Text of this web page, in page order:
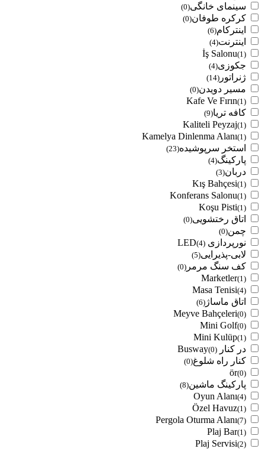
سینمای خانگی(0)
کرکره طوفان(0)
اینترکام(6)
اینترنت(4)
İş Salonu(1)
جکوزی(4)
ژنراتور (14)
مسیر دویدن(0)
Kafe Ve Fırın(1)
کافه تریا(9)
Kaliteli Peyzaj(1)
Kamelya Dinlenma Alanı(1)
استخر سرپوشیده(23)
پارکینگ(4)
دربان(3)
Kış Bahçesi(1)
Konferans Salonu(1)
Koşu Pisti(1)
اتاق رختشویی(0)
چمن(0)
نورپردازی LED (4)
لابی-پذیرایی(5)
کف سنگ مرمر (0)
Marketler(1)
Masa Tenisi(4)
اتاق ماساژ (6)
Meyve Bahçeleri(0)
Mini Golf(0)
Mini Kulüp(1)
در کنار Busway (0)
کنار راه شلوغ(0)
ör(0)
پارکینگ ماشین(8)
Oyun Alanı(4)
Özel Havuz(1)
Pergola Oturma Alanı(7)
Plaj Bar(1)
Plaj Servisi(2)